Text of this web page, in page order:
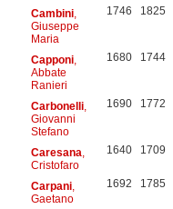
Cambini,
Giuseppe
Maria
1746 1825
Capponi,
Abbate
Ranieri
1680 1744
Carbonelli,
Giovanni
Stefano
1690 1772
Caresana
Cristofaro
1640 1709
Carpani,
Gaetano
1692 1785